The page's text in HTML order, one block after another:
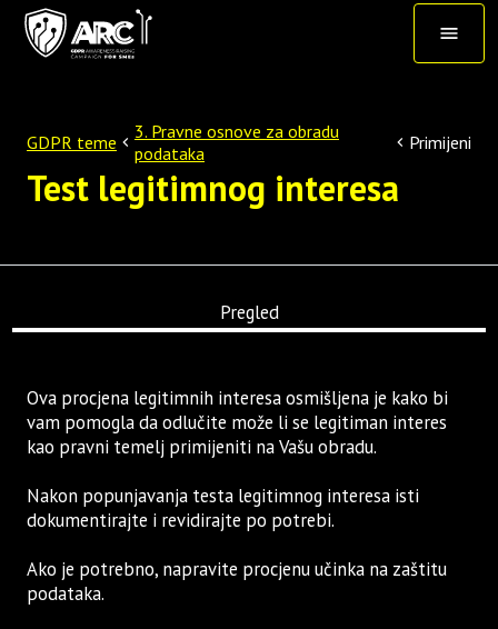
GDPR teme
3. Pravne osnove za obradu
podataka
Primijeni
Test legitimnog interesa
Pregled
Ova procjena legitimnih interesa osmišljena je kako bi
vam pomogla da odlučite može li se legitiman interes
kao pravni temelj primijeniti na Vašu obradu.
Nakon popunjavanja testa legitimnog interesa isti
dokumentirajte i revidirajte po potrebi.
Ako je potrebno, napravite procjenu učinka na zaštitu
podataka.